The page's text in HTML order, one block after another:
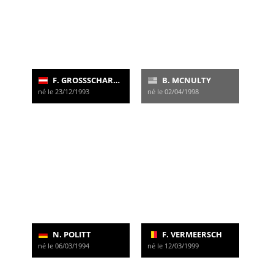
F. GROSSSCHARTNER
né le 23/12/1993
B. MCNULTY
né le 02/04/1998
N. POLITT
né le 06/03/1994
F. VERMEERSCH
né le 12/03/1999